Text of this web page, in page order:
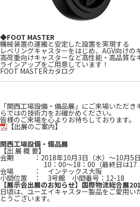
◆FOOT MASTER
機械装置の運搬と安定した設置を実現する
レベリングキャスターをはじめ、AGV向けの
高荷重向けキャスターなど高性能・高品質な
ラインアップをご用意しています！
FOOT MASTERカタログ
「関西工場設備・備品展」にご来場いただ
らではの技術力をお確かめください。
皆様のご来場を心よりお待ちしております。
【出展のご案内】
関西工場設備・備品展
【出 展 概 要】
会期 ：2018年10月3日（水）～10月5日
10：00～18：00（最終日は17
会場 ： インテックス大阪
小間位置 ： 3号館 小間番号：12-18
【展示会出展のお知らせ】国際物流総合展
日頃は、ユーエイキャスター製品をご愛用い
とうございます。